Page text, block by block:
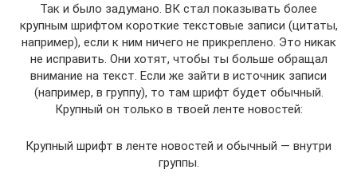
Так и было задумано. ВК стал показывать более
крупным шрифтом короткие текстовые записи (цитаты,
например), если к ним ничего не прикреплено. Это никак
не исправить. Они хотят, чтобы ты больше обращал
внимание на текст. Если же зайти в источник записи
(например, в группу), то там шрифт будет обычный.
Крупный он только в твоей ленте новостей:
Крупный шрифт в ленте новостей и обычный — внутри
группы.